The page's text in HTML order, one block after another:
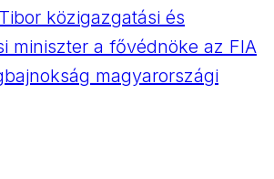
közigazgatási és
miniszter a fővédnöke az FIA
magyarországi